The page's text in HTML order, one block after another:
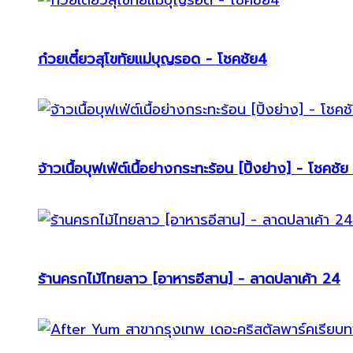
ก๋วยเตี๋ยวสุโขทัยแม่บุญรอด - โชคชัย4
จ้าวเนื้อบุฟเฟ่ต์เนื้อย่างกระทะร้อน [ปิ้งย่าง] - โชคชั
ร้านครกไม้ไทยลาว [อาหารอีสาน] - ลาดปลาเค้า 24